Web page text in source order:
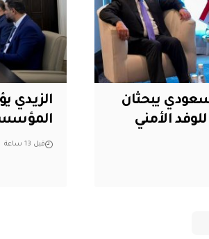
يبحثان
الأمني
الزيدي
قبل 13 ساعة